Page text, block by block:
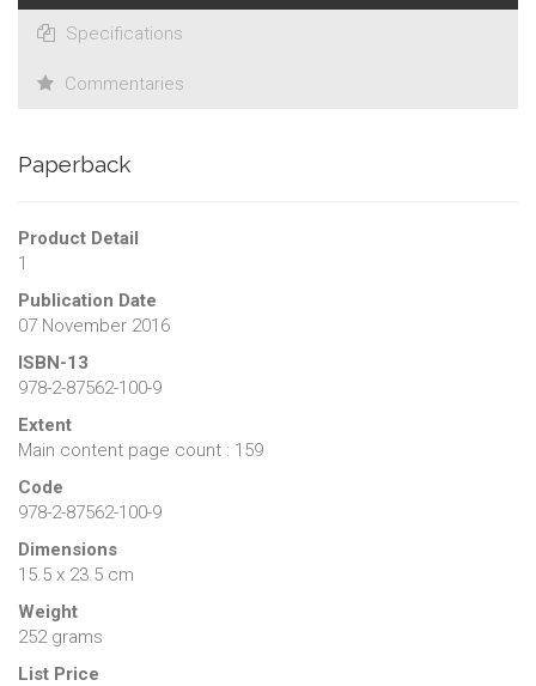
tous les enjeux de société, qu’ils soient économiques,
recherche scientifique dans les sciences humaines.
Specifications
Commentaries
Paperback
Product Detail
1
Publication Date
07 November 2016
ISBN-13
978-2-87562-100-9
Extent
Main content page count : 159
Code
978-2-87562-100-9
Dimensions
15.5 x 23.5 cm
Weight
252 grams
List Price